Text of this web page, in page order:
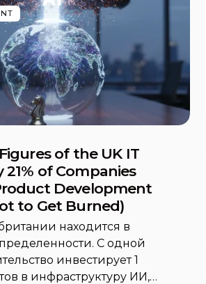
of the UK IT
of Companies
Development
to Get Burned)
находится в
С одной
инвестирует 1
в инфраструктуру ИИ,…